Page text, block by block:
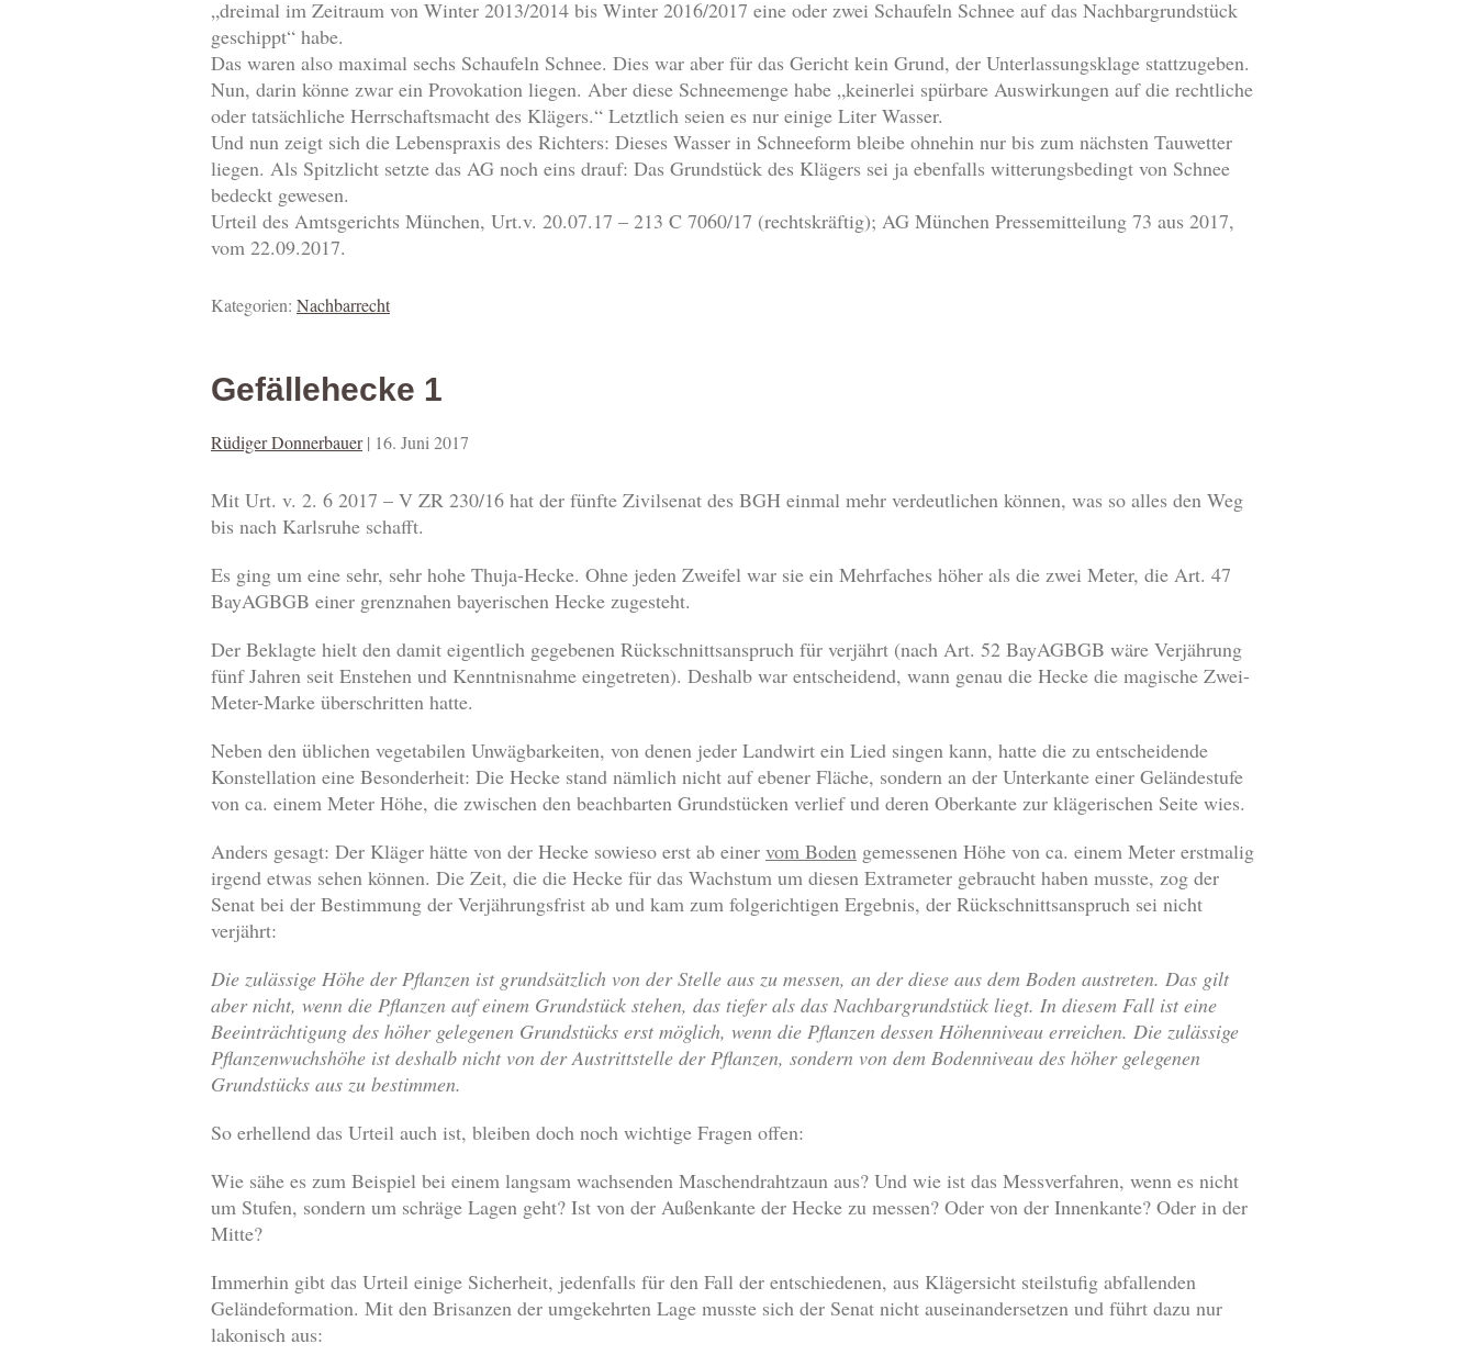
„dreimal im Zeitraum von Winter 2013/2014 bis Winter 2016/2017 eine oder zwei Schaufeln Schnee auf das Nachbargrundstück
geschippt“ habe.
Das waren also maximal sechs Schaufeln Schnee. Dies war aber für das Gericht kein Grund, der Unterlassungsklage stattzugeben.
Nun, darin könne zwar ein Provokation liegen. Aber diese Schneemenge habe „keinerlei spürbare Auswirkungen auf die rechtliche
oder tatsächliche Herrschaftsmacht des Klägers.“ Letztlich seien es nur einige Liter Wasser.
Und nun zeigt sich die Lebenspraxis des Richters: Dieses Wasser in Schneeform bleibe ohnehin nur bis zum nächsten Tauwetter
liegen. Als Spitzlicht setzte das AG noch eins drauf: Das Grundstück des Klägers sei ja ebenfalls witterungsbedingt von Schnee
bedeckt gewesen.
Urteil des Amtsgerichts München, Urt.v. 20.07.17 – 213 C 7060/17 (rechtskräftig); AG München Pressemitteilung 73 aus 2017,
vom 22.09.2017.
Kategorien: Nachbarrecht
Gefällehecke 1
Rüdiger Donnerbauer | 16. Juni 2017
Mit Urt. v. 2. 6 2017 – V ZR 230/16 hat der fünfte Zivilsenat des BGH einmal mehr verdeutlichen können, was so alles den Weg
bis nach Karlsruhe schafft.
Es ging um eine sehr, sehr hohe Thuja-Hecke. Ohne jeden Zweifel war sie ein Mehrfaches höher als die zwei Meter, die Art. 47
BayAGBGB einer grenznahen bayerischen Hecke zugesteht.
Der Beklagte hielt den damit eigentlich gegebenen Rückschnittsanspruch für verjährt (nach Art. 52 BayAGBGB wäre Verjährung
fünf Jahren seit Enstehen und Kenntnisnahme eingetreten). Deshalb war entscheidend, wann genau die Hecke die magische Zwei-
Meter-Marke überschritten hatte.
Neben den üblichen vegetabilen Unwägbarkeiten, von denen jeder Landwirt ein Lied singen kann, hatte die zu entscheidende
Konstellation eine Besonderheit: Die Hecke stand nämlich nicht auf ebener Fläche, sondern an der Unterkante einer Geländestufe
von ca. einem Meter Höhe, die zwischen den beachbarten Grundstücken verlief und deren Oberkante zur klägerischen Seite wies.
Anders gesagt: Der Kläger hätte von der Hecke sowieso erst ab einer vom Boden gemessenen Höhe von ca. einem Meter erstmalig
irgend etwas sehen können. Die Zeit, die die Hecke für das Wachstum um diesen Extrameter gebraucht haben musste, zog der
Senat bei der Bestimmung der Verjährungsfrist ab und kam zum folgerichtigen Ergebnis, der Rückschnittsanspruch sei nicht
verjährt:
Die zulässige Höhe der Pflanzen ist grundsätzlich von der Stelle aus zu messen, an der diese aus dem Boden austreten. Das gilt
aber nicht, wenn die Pflanzen auf einem Grundstück stehen, das tiefer als das Nachbargrundstück liegt. In diesem Fall ist eine
Beeinträchtigung des höher gelegenen Grundstücks erst möglich, wenn die Pflanzen dessen Höhenniveau erreichen. Die zulässige
Pflanzenwuchshöhe ist deshalb nicht von der Austrittstelle der Pflanzen, sondern von dem Bodenniveau des höher gelegenen
Grundstücks aus zu bestimmen.
So erhellend das Urteil auch ist, bleiben doch noch wichtige Fragen offen:
Wie sähe es zum Beispiel bei einem langsam wachsenden Maschendrahtzaun aus? Und wie ist das Messverfahren, wenn es nicht
um Stufen, sondern um schräge Lagen geht? Ist von der Außenkante der Hecke zu messen? Oder von der Innenkante? Oder in der
Mitte?
Immerhin gibt das Urteil einige Sicherheit, jedenfalls für den Fall der entschiedenen, aus Klägersicht steilstufig abfallenden
Geländeformation. Mit den Brisanzen der umgekehrten Lage musste sich der Senat nicht auseinandersetzen und führt dazu nur
lakonisch aus: